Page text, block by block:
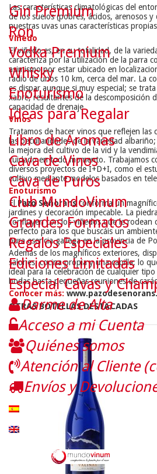
Las características climatológicas del
de los suelos (pobres, ácidos, arenosos
nuestras uvas unas características
Viñedo
El viñedo es, en su totalidad, de la
caracteriza por la utilización de la parra
asimismo por estar ubicado en
radio de unos 10 km, cerca del mar. La
es dispar aunque si muy especial; se
xabre, resultantes de la descomposición
capacidad de drenaje.
Vinos
Tratamos de hacer vinos que reflejen las
las peculiaridades de la variedad
la mejora del cultivo de la vid y la
cuidado en todo momento. Trabajamos
diversos proyectos de I+D+I, como el
cultivo mediante modelos basados en
Enoturismo
El Pazo Señorans conforma un
jardines y decoración impecable. La
confluyen con los viñedos que le rodean
perfecto para los que buscáis un
pura esencia gallega en la provincia de
Además de los magníficos exteriores,
salones, cocina propia y una capilla; lo
ideal para la celebración de cualquier
bodas hasta pequeñas reuniones de
Conocer más:
OTRAS BOTELLAS DESTACADAS
Gin Premium
Ron
Vodka Premium
Whisky
Enoturismo
Ideas para Regalar
Libro de Aromas
Cava de Vinos
Cava de Puros
Club MundoVinum
Grandes Formatos
Regalos Especiales
Ediciones Limitadas
Especial Cavas y
Darme de Alta
Acceso a mi Cuenta
Quiénes somos
Atención al Cliente
Envíos y